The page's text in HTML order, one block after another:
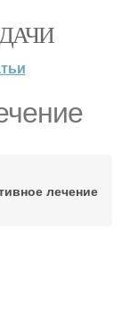
лечение